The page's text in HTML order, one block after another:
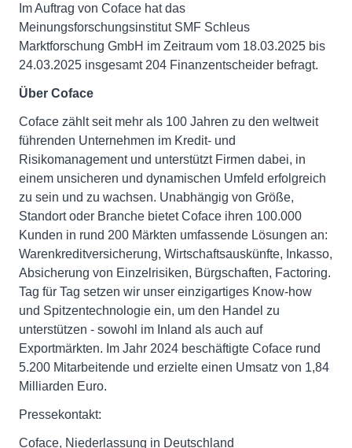
Im Auftrag von Coface hat das
Meinungsforschungsinstitut SMF Schleus
Marktforschung GmbH im Zeitraum vom 18.03.2025 bis
24.03.2025 insgesamt 204 Finanzentscheider befragt.
Über Coface
Coface zählt seit mehr als 100 Jahren zu den weltweit
führenden Unternehmen im Kredit- und
Risikomanagement und unterstützt Firmen dabei, in
einem unsicheren und dynamischen Umfeld erfolgreich
zu sein und zu wachsen. Unabhängig von Größe,
Standort oder Branche bietet Coface ihren 100.000
Kunden in rund 200 Märkten umfassende Lösungen an:
Warenkreditversicherung, Wirtschaftsauskünfte, Inkasso,
Absicherung von Einzelrisiken, Bürgschaften, Factoring.
Tag für Tag setzen wir unser einzigartiges Know-how
und Spitzentechnologie ein, um den Handel zu
unterstützen - sowohl im Inland als auch auf
Exportmärkten. Im Jahr 2024 beschäftigte Coface rund
5.200 Mitarbeitende und erzielte einen Umsatz von 1,84
Milliarden Euro.
Pressekontakt:
Coface, Niederlassung in Deutschland